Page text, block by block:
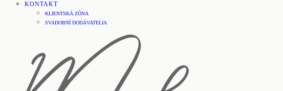
KONTAKT
KLIENTSKÁ ZÓNA
SVADOBNÍ DODÁVATELIA